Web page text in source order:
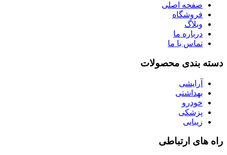
صفحه اصلی
فروشگاه
وبلاگ
درباره ما
تماس با ما
دسته بندی محصولات
آرایشی
بهداشتی
خودرو
پزشکی
زیبایی
راه های ارتباطی